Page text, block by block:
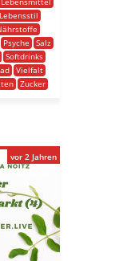
Lebensstil
Psyche
Salz
Softdrinks
Vielfalt
Zucker
vor 2 Jahren